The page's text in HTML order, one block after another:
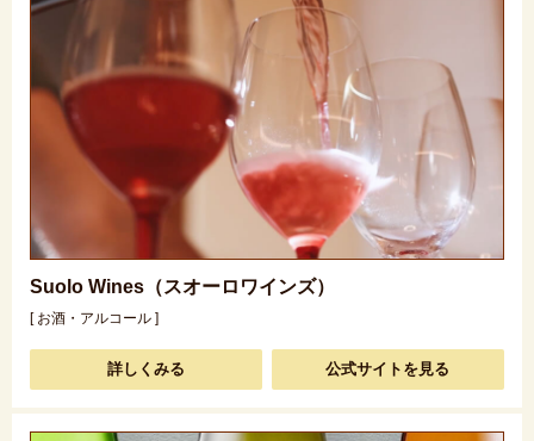
Suolo Wines（スオーロワインズ）
[ お酒・アルコール ]
詳しくみる 公式サイトを見る